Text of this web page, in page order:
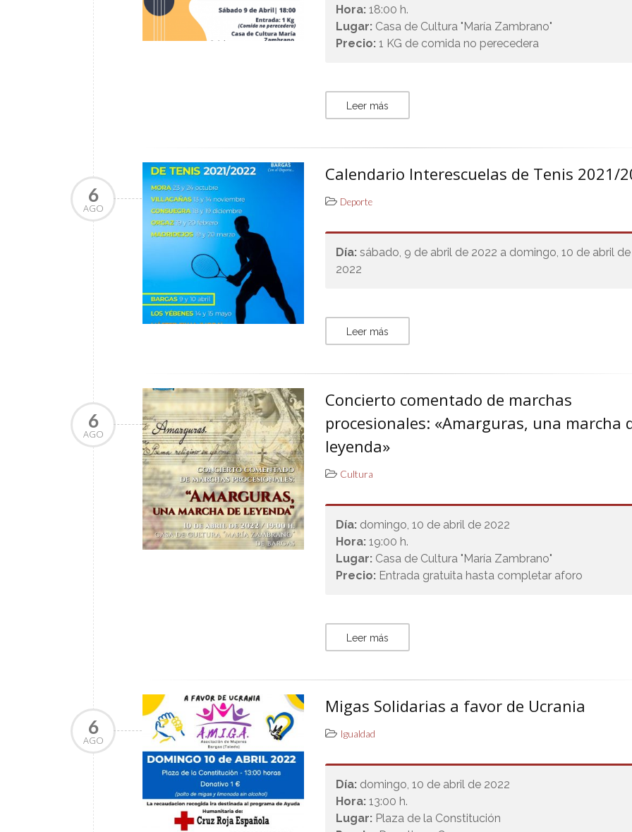
Hora:18:00 h.
Lugar: Casa de Cultura "María Zambrano"
Precio:1 KG de comida no perecedera
Leer más
6
AGO
Calendario Interescuelas de Tenis 2021/
Deporte
Día:sábado, 9 de abril de 2022 a domingo, 10 de abril de
2022
Leer más
6
AGO
Concierto comentado de marchas
procesionales: «Amarguras, una marcha
leyenda»
Cultura
Día: domingo, 10 de abril de 2022
Hora:19:00 h.
Lugar: Casa de Cultura "María Zambrano"
Precio: Entrada gratuita hasta completar aforo
Leer más
6
AGO
Migas Solidarias a favor de Ucrania
Igualdad
Día: domingo, 10 de abril de 2022
Hora:13:00 h.
Lugar: Plaza de la Constitución